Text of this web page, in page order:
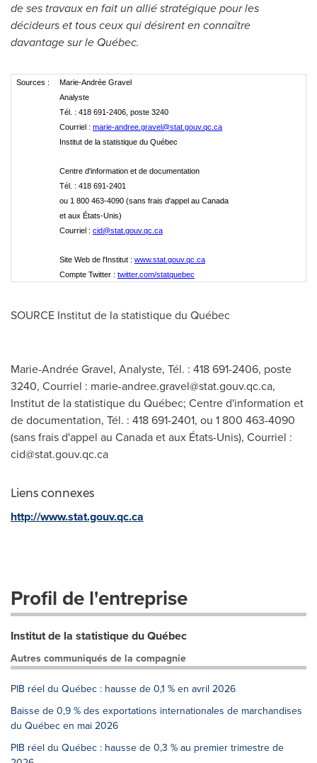
de ses travaux en fait un allié stratégique pour les
décideurs et tous ceux qui désirent en connaître
davantage sur le Québec.
Sources :
Marie-Andrée Gravel
Analyste
Tél. : 418 691-2406, poste 3240
Courriel : marie-andree.gravel@stat.gouv.qc.ca
Institut de la statistique du Québec
Centre d'information et de documentation
Tél. : 418 691-2401
ou 1 800 463-4090 (sans frais d'appel au Canada
et aux États-Unis)
Courriel : cid@stat.gouv.qc.ca
Site Web de l'Institut : www.stat.gouv.qc.ca
Compte Twitter : twitter.com/statquebec
SOURCE Institut de la statistique du Québec
Marie-Andrée Gravel, Analyste, Tél. : 418 691-2406, poste
3240, Courriel : marie-andree.gravel@stat.gouv.qc.ca,
Institut de la statistique du Québec; Centre d'information et
de documentation, Tél. : 418 691-2401, ou 1 800 463-4090
(sans frais d'appel au Canada et aux États-Unis), Courriel :
cid@stat.gouv.qc.ca
Liens connexes
http://www.stat.gouv.qc.ca
Profil de l'entreprise
Institut de la statistique du Québec
Autres communiqués de la compagnie
PIB réel du Québec : hausse de 0,1 % en avril 2026
Baisse de 0,9 % des exportations internationales de marchandises
du Québec en mai 2026
PIB réel du Québec : hausse de 0,3 % au premier trimestre de